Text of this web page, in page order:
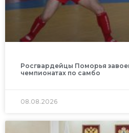
Росгвардейцы Поморья
чемпионатах по самбо
08.08.2026